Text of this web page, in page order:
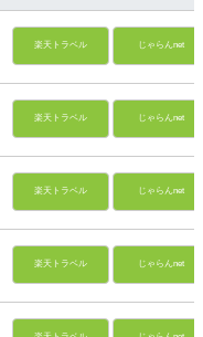
楽天トラベル じゃらんnet
楽天トラベル じゃらんnet
楽天トラベル じゃらんnet
楽天トラベル じゃらんnet